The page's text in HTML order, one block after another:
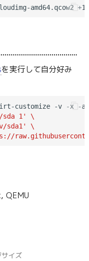
, QEMU
イズ
を実行して自分好み
customize -v -x -a
sda 1'
\
sda1'
\